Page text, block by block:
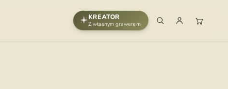
KREATOR
Z własnym grawerem